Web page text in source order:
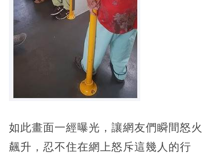
如此畫面一經曝光，讓網友們瞬間怒火
飆升，忍不住在網上怒斥這幾人的行